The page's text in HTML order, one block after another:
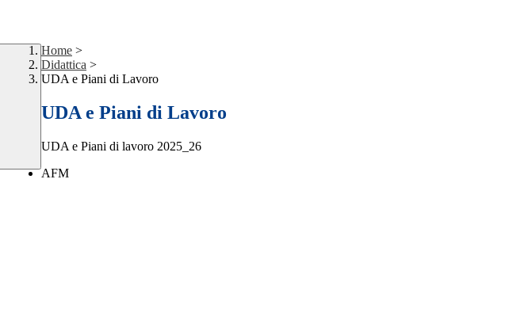
Home >
Didattica >
UDA e Piani di Lavoro
UDA e Piani di Lavoro
UDA e Piani di lavoro 2025_26
AFM